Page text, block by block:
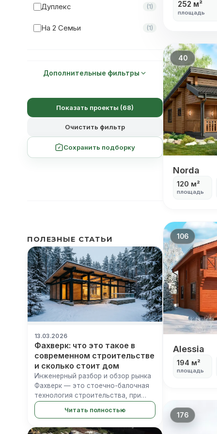
Дуплекс (1)
На 2 Семьи (1)
Дополнительные фильтры
Показать проекты (68)
Очистить фильтр
Сохранить подборку
ПОЛЕЗНЫЕ СТАТЬИ
13.03.2026
Фахверк: что это такое в
современном строительстве
и сколько стоит дом
Инженерный разбор и обзор рынка
Фахверк — это стоечно-балочная
технология строительства, при
которой несущий деревянный
каркас остается видимым на
Читать полностью
252 м²
площадь
40
Norda
Norda
120 м²
площадь
106
Alessia
Alessia
194 м²
площадь
176